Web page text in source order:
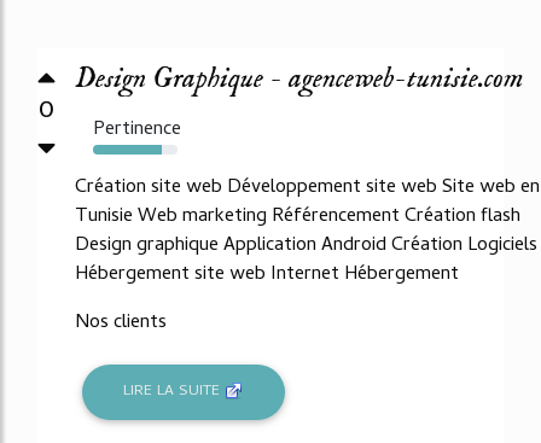
0
Design Graphique - agenceweb-tunisie.com
Pertinence
81%
Création site web Développement site web Site web en
Tunisie Web marketing Référencement Création flash
Design graphique Application Android Création Logiciels
Hébergement site web Internet Hébergement
Nos clients
LIRE LA SUITE